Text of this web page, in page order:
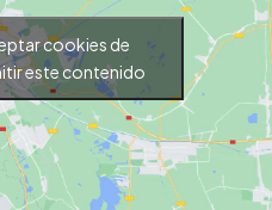
cookies de
este contenido